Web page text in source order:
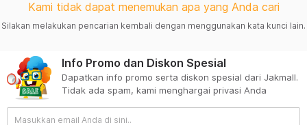
Kami tidak dapat menemukan apa yang Anda cari
Silakan melakukan pencarian kembali dengan menggunakan kata kunci lain.
Info Promo dan Diskon Spesial
Dapatkan info promo serta diskon spesial dari Jakmall.
Tidak ada spam, kami menghargai privasi Anda